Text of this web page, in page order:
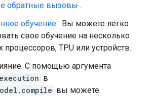
обратные вызовы .
обучение . Вы можете легко
свое обучение на несколько
процессоров, TPU или устройств.
С помощью аргумента
в
вы можете